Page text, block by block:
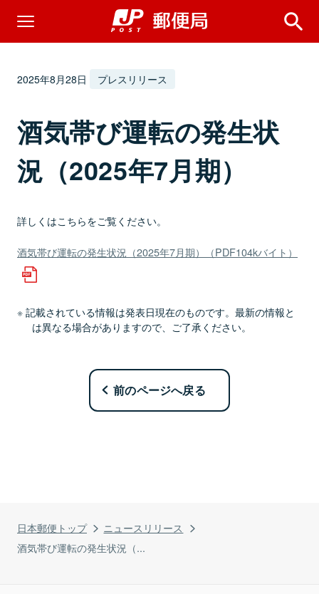
日本郵便トップ
ニュースリリース
酒気帯び運転の発生状況（...
2025年8月28日 プレスリリース
酒気帯び運転の発生状
況（2025年7月期）
詳しくはこちらをご覧ください。
酒気帯び運転の発生状況（2025年7月期）（PDF104kバイト）
記載されている情報は発表日現在のものです。最新の情報と
は異なる場合がありますので、ご了承ください。
前のページへ戻る